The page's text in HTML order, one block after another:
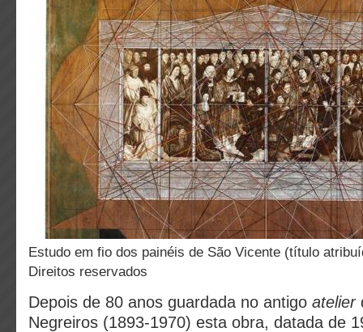
Estudo em fio dos painéis de São Vicente (título atribuído)©
Direitos reservados
Depois de 80 anos guardada no antigo atelier
Negreiros (1893-1970) esta obra, datada de